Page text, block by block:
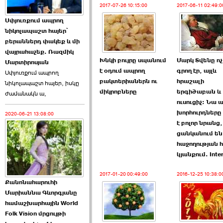
Աննա Վարդապետյանն
ուղերձ է հղել ›››
2026-06-25 23:21:00
Պաշտոնակռիվը սկսված
է. «Հրապարակ» ›››
2026-06-25 17:13:00
ԱԺ նախագահի
Սփյուռքում ապրող
նիկոլապաշտ հայեր՝
բերաններդ փակեք և մի
վայրահաչեք. Ռազմիկ
Մարտիրոսյան
Սփյուռքում ապրող
նիկոլապաշտ հայեր, իսկը
ժամանակն ա,
2020-06-21 13:08:00
Քանոնահարուհի
Մարիաննա Գևորգյանը
համաշխարհային World
Folk Vision մրցույթի
2017-07-26 10:15:00
Խնկի բույրը սպանում
է օդում ապրող
բակտերիաներն ու
միկրոբները
2017-06-11
Մարկ Տվենը
գրող էր, այլև
հրաշալի
երգիծաբան և
ուսուցիչ: Նա
է բոլոր
ցանկանում են
հաջողության
կյանքում.
2017-01-20 00:49:00 2016-12-25